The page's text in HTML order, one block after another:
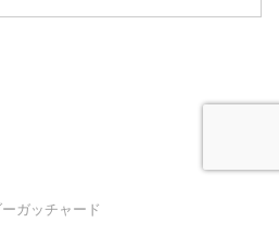
ガッチャード